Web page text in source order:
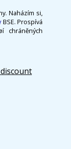
Naházím si,
BSE. Prospívá
chráněných